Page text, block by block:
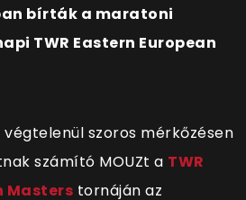
bírták a maratoni
TWR Eastern European
végtelenül szoros mérkőzésen
számító MOUZt a TWR
Masters tornáján az